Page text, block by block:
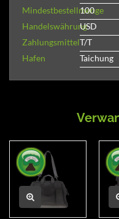
Mindestbestellmenge
100
HandelswährungUSD
ZahlungsmittelT/T
Hafen
Taichung